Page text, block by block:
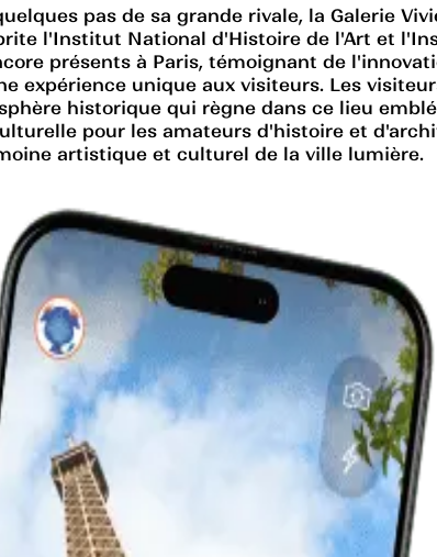
pas de sa grande rivale, la Galerie
l'Institut National d'Histoire de l'Art et
présents à Paris, témoignant de
expérience unique aux visiteurs. Les
historique qui règne dans ce lieu
pour les amateurs d'histoire et
artistique et culturel de la ville lumière.